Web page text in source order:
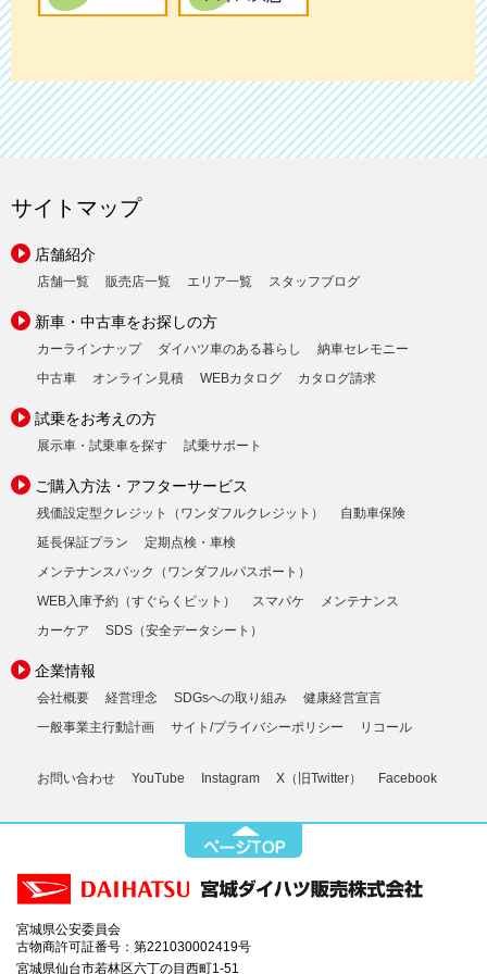
サイトマップ
店舗紹介
店舗一覧 販売店一覧 エリア一覧 スタッフブログ
新車・中古車をお探しの方
カーラインナップ ダイハツ車のある暮らし
納車セレモニー
中古車
オンライン見積 WEBカタログ カタログ請求
試乗をお考えの方
展示車・試乗車を探す 試乗サポート
ご購入方法・アフターサービス
残価設定型クレジット（ワンダフルクレジット）
自動車保険
延長保証プラン
定期点検・車検
メンテナンスパック（ワンダフルパスポート）
WEB入庫予約（すぐらくピット）
スマパケ
メンテナンス
カーケア
SDS（安全データシート）
企業情報
会社概要 経営理念 SDGsへの取り組み
健康経営宣言
一般事業主行動計画
サイト/プライバシーポリシー リコール
お問い合わせ YouTube Instagram X（旧Twitter） Facebook
宮城県公安委員会
古物商許可証番号：第221030002419号
宮城県仙台市若林区六丁の目西町1-51